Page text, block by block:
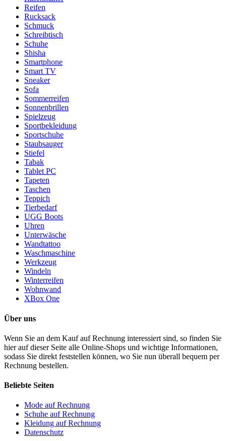
Reifen
Rucksack
Schmuck
Schreibtisch
Schuhe
Shisha
Smartphone
Smart TV
Sneaker
Sofa
Sommerreifen
Sonnenbrillen
Spielzeug
Sportbekleidung
Sportschuhe
Staubsauger
Stiefel
Tabak
Tablet PC
Tapeten
Taschen
Teppich
Tierbedarf
UGG Boots
Uhren
Unterwäsche
Wandtattoo
Waschmaschine
Werkzeug
Windeln
Winterreifen
Wohnwand
XBox One
Über uns
Wenn Sie an dem Kauf auf Rechnung interessiert sind, so finden Sie
hier auf dieser Seite alle Online-Shops und wichtige Informationen,
sodass Sie direkt feststellen können, wo Sie nun überall bequem per
Rechnung bestellen.
Beliebte Seiten
Mode auf Rechnung
Schuhe auf Rechnung
Kleidung auf Rechnung
Datenschutz